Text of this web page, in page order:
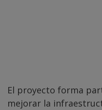
El proyecto forma
mejorar la